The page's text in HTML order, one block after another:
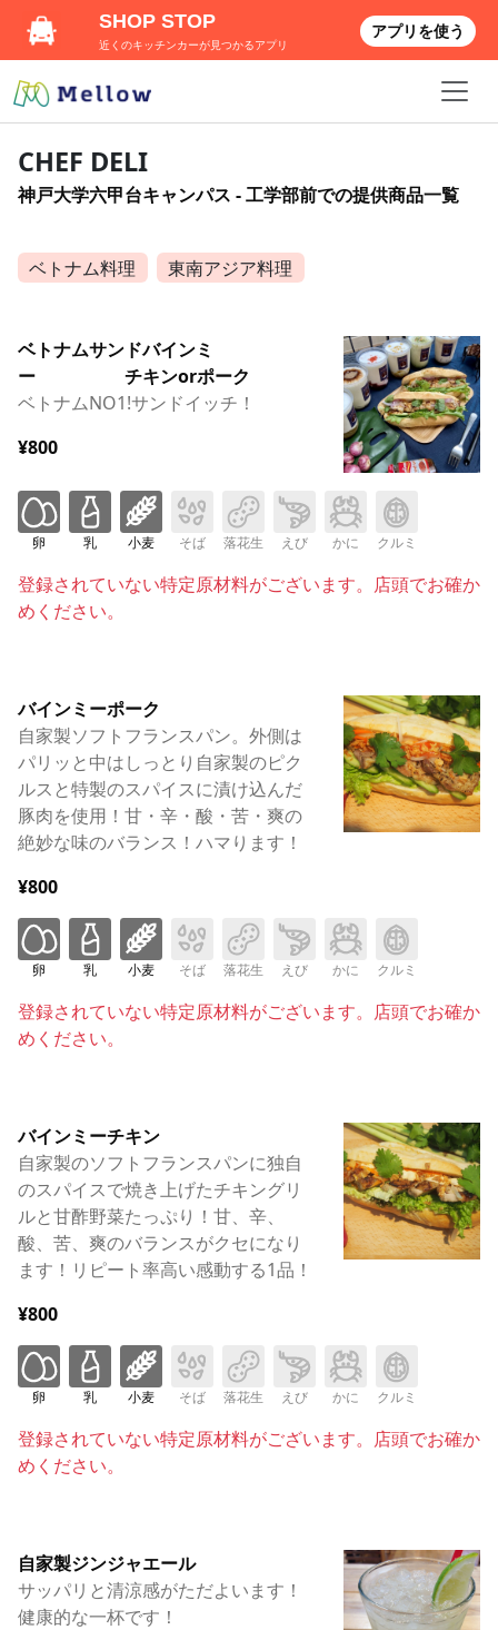
CHEF DELI
神戸大学六甲台キャンパス - 工学部前での提供商品一覧
ベトナム料理 東南アジア料理
ベトナムサンドバインミ
ー チキンorポーク
ベトナムNO1!サンドイッチ！
¥800
卵 乳 小麦 そば 落花生 えび かに クルミ
登録されていない特定原材料がございます。店頭でお確か
めください。
バインミーポーク
自家製ソフトフランスパン。外側は
パリッと中はしっとり自家製のピク
ルスと特製のスパイスに漬け込んだ
豚肉を使用！甘・辛・酸・苦・爽の
絶妙な味のバランス！ハマります！
¥800
卵 乳 小麦 そば 落花生 えび かに クルミ
登録されていない特定原材料がございます。店頭でお確か
めください。
バインミーチキン
自家製のソフトフランスパンに独自
のスパイスで焼き上げたチキングリ
ルと甘酢野菜たっぷり！甘、辛、
酸、苦、爽のバランスがクセになり
ます！リピート率高い感動する1品！
¥800
卵 乳 小麦 そば 落花生 えび かに クルミ
登録されていない特定原材料がございます。店頭でお確か
めください。
自家製ジンジャエール
サッパリと清涼感がただよいます！
健康的な一杯です！
SHOP STOP
近くのキッチンカーが見つかるアプリ
アプリを使う